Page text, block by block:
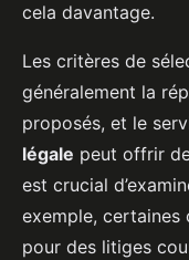
cela davantage.
Les critères de
généralement la
proposés, et le
légale peut offrir
est crucial
exemple, certaines
pour des litiges